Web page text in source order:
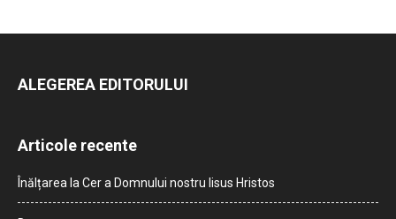
ALEGEREA EDITORULUI
Articole recente
Înălțarea la Cer a Domnului nostru Iisus Hristos